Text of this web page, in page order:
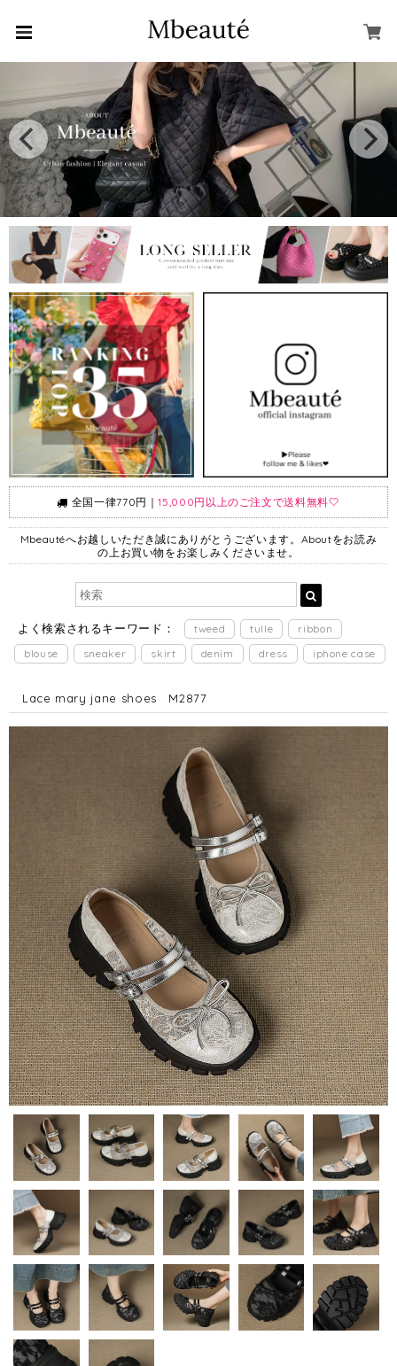
全国一律770円｜15,000円以上のご注文で送料無料🤍
Mbeautéへお越しいただき誠にありがとうございます。Aboutをお読み
の上お買い物をお楽しみくださいませ。
よく検索されるキーワード： tweed tulle
ribbon
blouse
sneaker skirt denim dress iphone case
Lace mary jane shoes M2877